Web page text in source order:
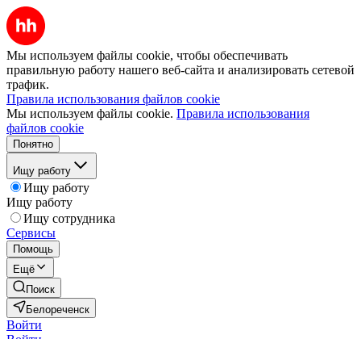
Мы используем файлы cookie, чтобы обеспечивать
правильную работу нашего веб-сайта и анализировать сетевой
трафик.
Правила использования файлов cookie
Мы используем файлы cookie. Правила использования
файлов cookie
Понятно
Ищу работу
Ищу работу
Ищу работу
Ищу сотрудника
Сервисы
Помощь
Ещё
Поиск
Белореченск
Войти